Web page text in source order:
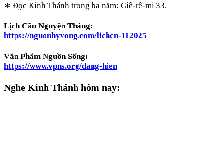
∗ Đọc Kinh Thánh trong ba năm: Giê-rê-mi 33.
Lịch Cầu Nguyện Tháng:
https://nguonhyvong.com/lichcn-112025
Văn Phẩm Nguồn Sống:
https://www.vpns.org/dang-hien
Nghe Kinh Thánh hôm nay: